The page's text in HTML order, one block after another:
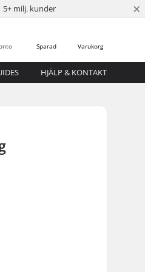
5+ milj. kunder ×
Varukorg
Sparad
HJÄLP & KONTAKT